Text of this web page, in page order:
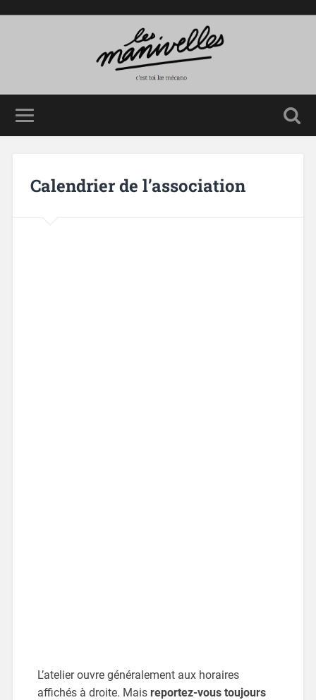
Calendrier de l’association
L’atelier ouvre généralement aux horaires
affichés à droite. Mais reportez-vous toujours